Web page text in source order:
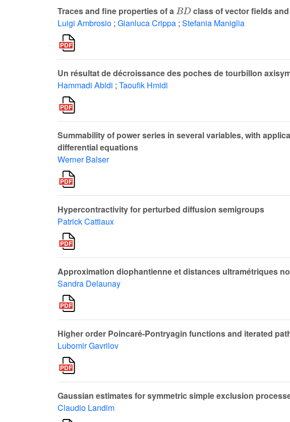
Traces and fine properties of a
class of vector fields
Luigi Ambrosio ; Gianluca Crippa ; Stefania Maniglia
Un résultat de décroissance des poches de tourbillon
Hammadi Abidi ; Taoufik Hmidi
Summability of power series in several variables, with
differential equations
Werner Balser
Hypercontractivity for perturbed diffusion semigroups
Patrick Cattiaux
Approximation diophantienne et distances ultramétriques
Sandra Delaunay
Higher order Poincaré-Pontryagin functions and iterated
Lubomir Gavrilov
Gaussian estimates for symmetric simple exclusion
Claudio Landim